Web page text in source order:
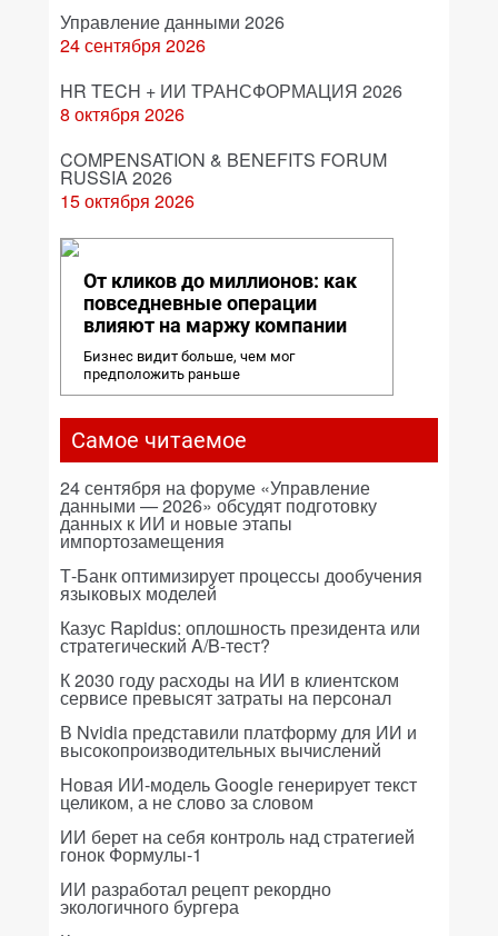
Управление данными 2026
24 сентября 2026
HR TECH + ИИ ТРАНСФОРМАЦИЯ 2026
8 октября 2026
COMPENSATION & BENEFITS FORUM
RUSSIA 2026
15 октября 2026
От кликов до миллионов: как
повседневные операции
влияют на маржу компании
Бизнес видит больше, чем мог
предположить раньше
Самое читаемое
24 сентября на форуме «Управление
данными — 2026» обсудят подготовку
данных к ИИ и новые этапы
импортозамещения
Т-Банк оптимизирует процессы дообучения
языковых моделей
Казус Rapidus: оплошность президента или
стратегический A/B-тест?
К 2030 году расходы на ИИ в клиентском
сервисе превысят затраты на персонал
В Nvidia представили платформу для ИИ и
высокопроизводительных вычислений
Новая ИИ-модель Google генерирует текст
целиком, а не слово за словом
ИИ берет на себя контроль над стратегией
гонок Формулы-1
ИИ разработал рецепт рекордно
экологичного бургера